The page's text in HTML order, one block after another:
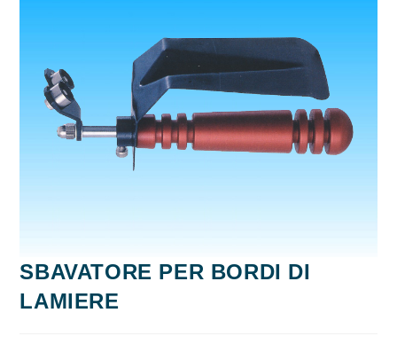
SBAVATORE PER BORDI DI
LAMIERE